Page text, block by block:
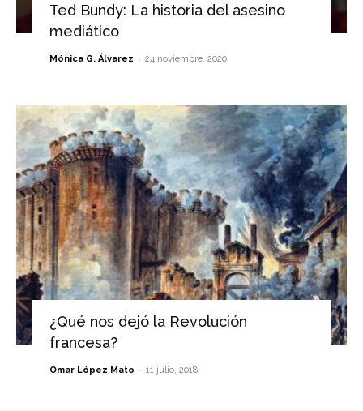
Ted Bundy: La historia del asesino
mediático
Mónica G. Álvarez - 24 noviembre, 2020
¿Qué nos dejó la Revolución
francesa?
Omar López Mato - 11 julio, 2018